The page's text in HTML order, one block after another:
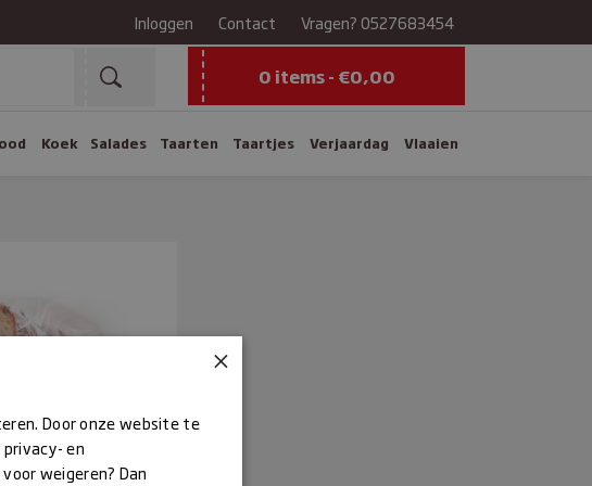
Inloggen Contact Vragen? 0527683454
0 items - €0,00
Koek Salades Taarten Taartjes Verjaardag Vlaaien
×
Door onze website te
en
weigeren? Dan